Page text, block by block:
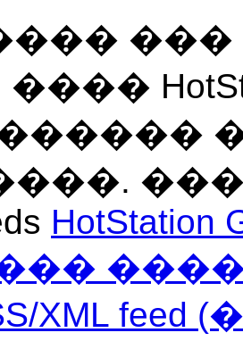
����
���
HotStation
XML